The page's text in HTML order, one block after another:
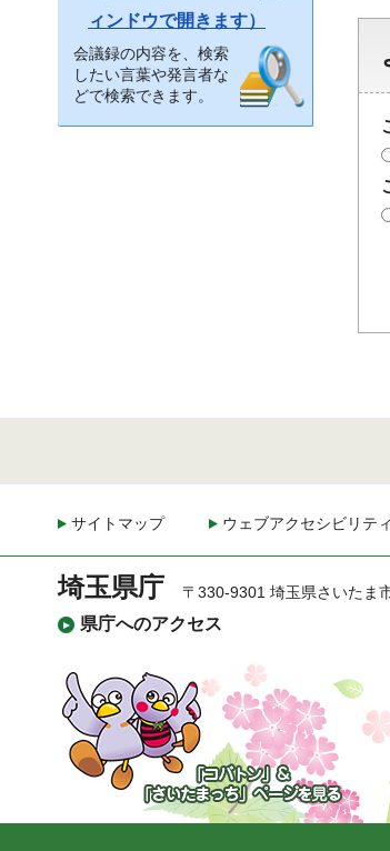
ィンドウで開きます）
会議録の内容を、検索
したい言葉や発言者な
どで検索できます。
サイトマップ ウェブアクセシビリティ
埼玉県庁
県庁へのアクセス
〒330-9301 埼玉県さいたま
「コバトン」&「さいた
まっち」